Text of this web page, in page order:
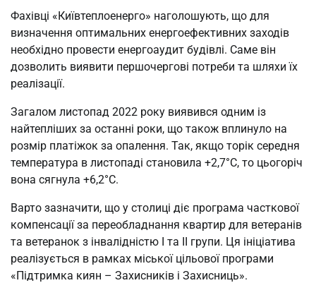
Фахівці «Київтеплоенерго» наголошують, що для
визначення оптимальних енергоефективних заходів
необхідно провести енергоаудит будівлі. Саме він
дозволить виявити першочергові потреби та шляхи їх
реалізації.
Загалом листопад 2022 року виявився одним із
найтепліших за останні роки, що також вплинуло на
розмір платіжок за опалення. Так, якщо торік середня
температура в листопаді становила +2,7°С, то цьогоріч
вона сягнула +6,2°С.
Варто зазначити, що у столиці діє програма часткової
компенсації за переобладнання квартир для ветеранів
та ветеранок з інвалідністю І та ІІ групи. Ця ініціатива
реалізується в рамках міської цільової програми
«Підтримка киян – Захисників і Захисниць».